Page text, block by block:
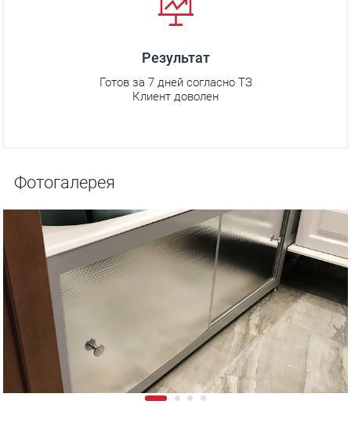
Результат
Готов за 7 дней согласно ТЗ
Клиент доволен
Фотогалерея